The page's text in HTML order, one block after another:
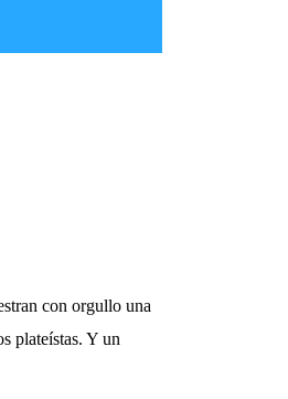
con orgullo una
plateístas. Y un